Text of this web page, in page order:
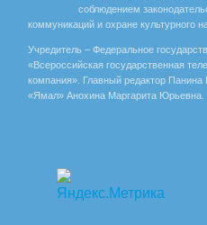
соблюдением
коммуникаций и охране культурного
Учредитель – Федеральное
«Всероссийская государственная
компания». Главный редактор
«Ямал» Анохина Маргарита Юрьевна.